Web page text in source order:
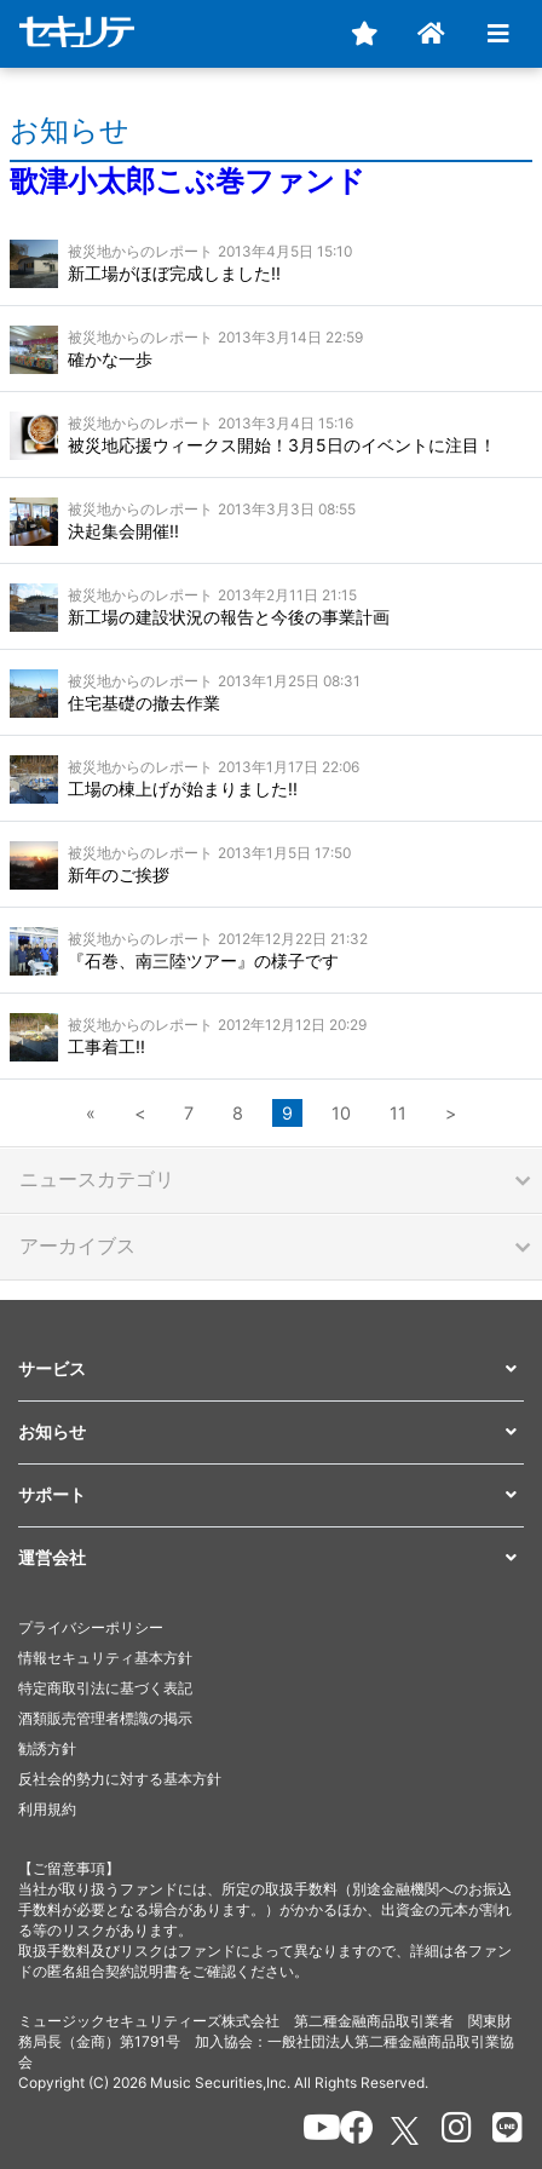
お知らせ
歌津小太郎こぶ巻ファンド
被災地からのレポート 2013年4月5日 15:10
新工場がほぼ完成しました!!
被災地からのレポート 2013年3月14日 22:59
確かな一歩
被災地からのレポート 2013年3月4日 15:16
被災地応援ウィークス開始！3月5日のイベントに注目！
被災地からのレポート 2013年3月3日 08:55
決起集会開催!!
被災地からのレポート 2013年2月11日 21:15
新工場の建設状況の報告と今後の事業計画
被災地からのレポート 2013年1月25日 08:31
住宅基礎の撤去作業
被災地からのレポート 2013年1月17日 22:06
工場の棟上げが始まりました!!
被災地からのレポート 2013年1月5日 17:50
新年のご挨拶
被災地からのレポート 2012年12月22日 21:32
『石巻、南三陸ツアー』の様子です
被災地からのレポート 2012年12月12日 20:29
工事着工!!
« < 7 8 9 10 11 >
ニュースカテゴリ
アーカイブス
サービス
お知らせ
サポート
運営会社
プライバシーポリシー
情報セキュリティ基本方針
特定商取引法に基づく表記
酒類販売管理者標識の掲示
勧誘方針
反社会的勢力に対する基本方針
利用規約
【ご留意事項】
当社が取り扱うファンドには、所定の取扱手数料（別途金融機関へのお振込
手数料が必要となる場合があります。）がかかるほか、出資金の元本が割れ
る等のリスクがあります。
取扱手数料及びリスクはファンドによって異なりますので、詳細は各ファン
ドの匿名組合契約説明書をご確認ください。
ミュージックセキュリティーズ株式会社 第二種金融商品取引業者 関東財
務局長（金商）第1791号 加入協会：一般社団法人第二種金融商品取引業協
会
Copyright (C) 2026 Music Securities,Inc. All Rights Reserved.